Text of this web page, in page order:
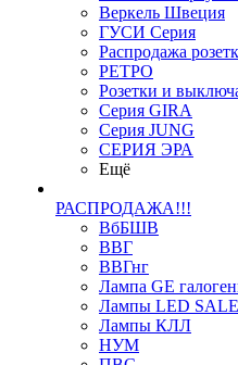
Веркель Швеция
ГУСИ Серия
Распродажа
РЕТРО
Розетки и
Серия GIRA
Серия JUNG
СЕРИЯ ЭРА
Ещё
РАСПРОДАЖА!!!
ВбБШВ
ВВГ
ВВГнг
Лампа GE
Лампы LED SALE
Лампы КЛЛ
НУМ